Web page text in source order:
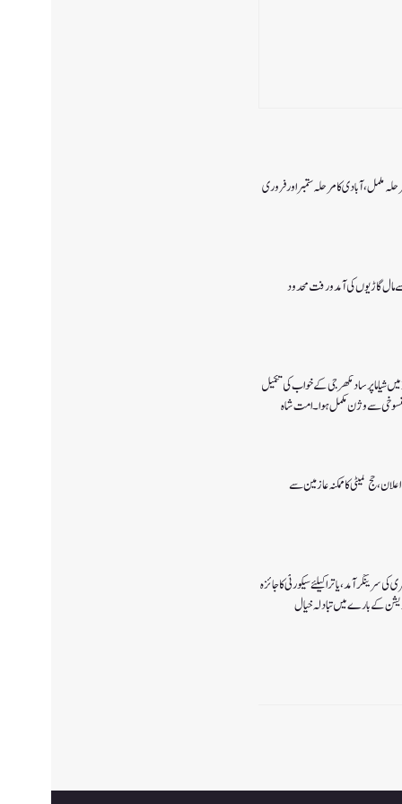
مکمل،آبادی کا مرحلہ ستمبر اور فروری
مال گاڑیوں کی آمدورفت محدود
پانچ اگست 2019میں شیاما پر ساد مکھرجی کے خواب کی تکمیل
2027کا اعلان ،حج کمیٹی کا ممکنہ عازمین سے
سرینگر آمد ،یاترا کیلئے سیکورٹی کا جائزہ
کے بارے میں تبادلہ خیال